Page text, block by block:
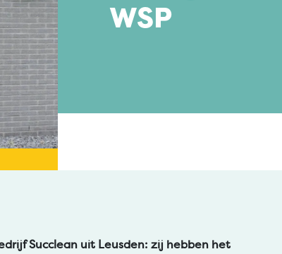
WSP
Succlean uit Leusden: zij hebben het